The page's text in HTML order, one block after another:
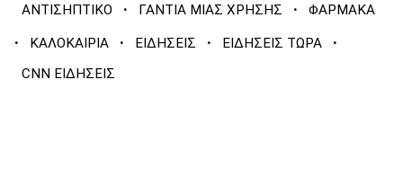
ΑΝΤΙΣΗΠΤΙΚΟ · ΓΑΝΤΙΑ ΜΙΑΣ ΧΡΗΣΗΣ · ΦΑΡΜΑΚΑ
· ΚΑΛΟΚΑΙΡΙΑ · ΕΙΔΗΣΕΙΣ · ΕΙΔΗΣΕΙΣ ΤΩΡΑ ·
CNN ΕΙΔΗΣΕΙΣ